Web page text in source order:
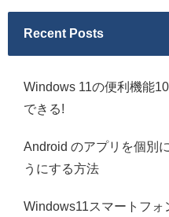
Recent Posts
Windows 11の便利機能
できる!
Android のアプリを個別
うにする方法
Windows11スマートフォ